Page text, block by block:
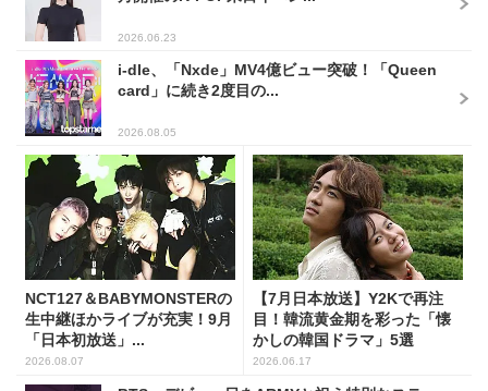
2026.06.23
i-dle、「Nxde」MV4億ビュー突破！「Queen
card」に続き2度目の...
2026.08.05
NCT127＆BABYMONSTERの
生中継ほかライブが充実！9月
「日本初放送」...
2026.08.07
【7月日本放送】Y2Kで再注
目！韓流黄金期を彩った「懐
かしの韓国ドラマ」5選
2026.06.17